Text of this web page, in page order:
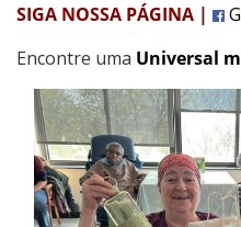
SIGA NOSSA PÁGINA |
Encontre uma Universal